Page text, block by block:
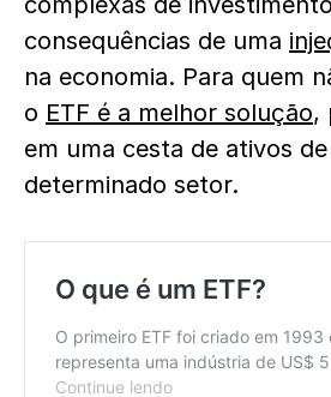
consequências de uma
na economia. Para quem
o ETF é a melhor solução,
em uma cesta de ativos
determinado setor.